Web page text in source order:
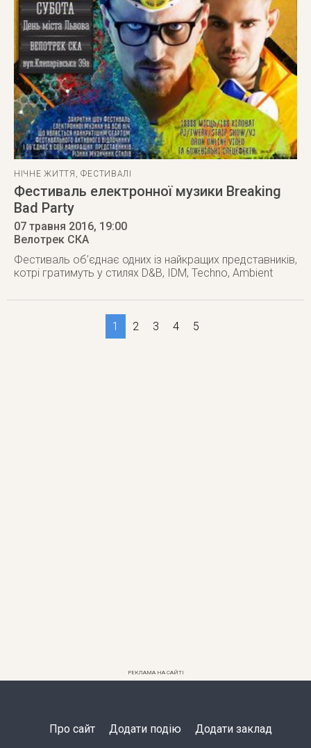
НІЧНЕ ЖИТТЯ ,ФЕСТИВАЛІ
Фестиваль електронної музики Breaking
Bad Party
07 травня 2016, 19:00
Велотрек СКА
Фестиваль об’єднає одних із найкращих представників,
котрі гратимуть у стилях D&B, IDM, Techno, Ambient
1 2 3 4 5
РЕКЛАМА НА САЙТІ
Про сайт Додати подію Додати заклад